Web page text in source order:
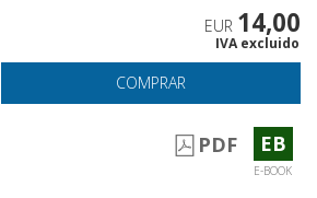
EUR 14,00
IVA excluido
COMPRAR
PDF EB
E-BOOK